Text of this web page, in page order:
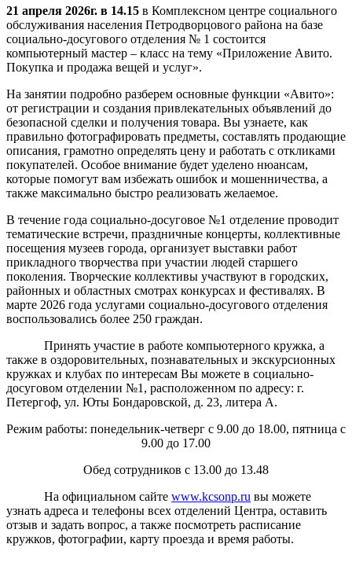
21 апреля 2026г. в 14.15 в Комплексном центре социального
обслуживания населения Петродворцового района на базе
социально-досугового отделения № 1 состоится
компьютерный мастер – класс на тему «Приложение Авито.
Покупка и продажа вещей и услуг».
На занятии подробно разберем основные функции «Авито»:
от регистрации и создания привлекательных объявлений до
безопасной сделки и получения товара. Вы узнаете, как
правильно фотографировать предметы, составлять продающие
описания, грамотно определять цену и работать с откликами
покупателей. Особое внимание будет уделено нюансам,
которые помогут вам избежать ошибок и мошенничества, а
также максимально быстро реализовать желаемое.
В течение года социально-досуговое №1 отделение проводит
тематические встречи, праздничные концерты, коллективные
посещения музеев города, организует выставки работ
прикладного творчества при участии людей старшего
поколения. Творческие коллективы участвуют в городских,
районных и областных смотрах конкурсах и фестивалях. В
марте 2026 года услугами социально-досугового отделения
воспользовались более 250 граждан.
Принять участие в работе компьютерного кружка, а
также в оздоровительных, познавательных и экскурсионных
кружках и клубах по интересам Вы можете в социально-
досуговом отделении №1, расположенном по адресу: г.
Петергоф, ул. Юты Бондаровской, д. 23, литера А.
Режим работы: понедельник-четверг с 9.00 до 18.00, пятница с
9.00 до 17.00
Обед сотрудников с 13.00 до 13.48
На официальном сайте www.kcsonp.ru вы можете
узнать адреса и телефоны всех отделений Центра, оставить
отзыв и задать вопрос, а также посмотреть расписание
кружков, фотографии, карту проезда и время работы.